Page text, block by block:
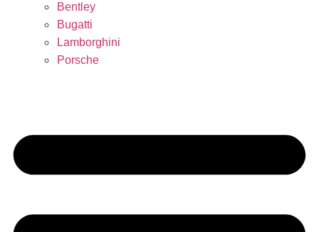
Bentley
Bugatti
Lamborghini
Porsche